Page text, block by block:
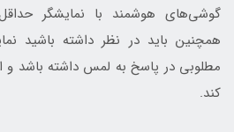
همچنین باید در نظر داشته باشید
کند.